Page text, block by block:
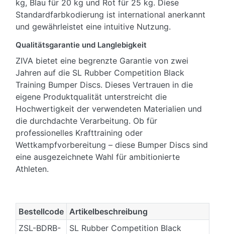
kg, Blau für 20 kg und Rot für 25 kg. Diese
Standardfarbkodierung ist international anerkannt
und gewährleistet eine intuitive Nutzung.
Qualitätsgarantie und Langlebigkeit
ZIVA bietet eine begrenzte Garantie von zwei
Jahren auf die SL Rubber Competition Black
Training Bumper Discs. Dieses Vertrauen in die
eigene Produktqualität unterstreicht die
Hochwertigkeit der verwendeten Materialien und
die durchdachte Verarbeitung. Ob für
professionelles Krafttraining oder
Wettkampfvorbereitung – diese Bumper Discs sind
eine ausgezeichnete Wahl für ambitionierte
Athleten.
Bestellcode Artikelbeschreibung
ZSL-BDRB-
SL Rubber Competition Black